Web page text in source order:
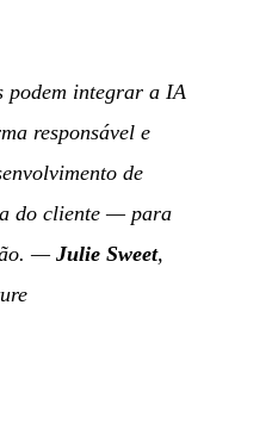
podem integrar a IA
responsável e
de
do cliente — para
— Julie Sweet,